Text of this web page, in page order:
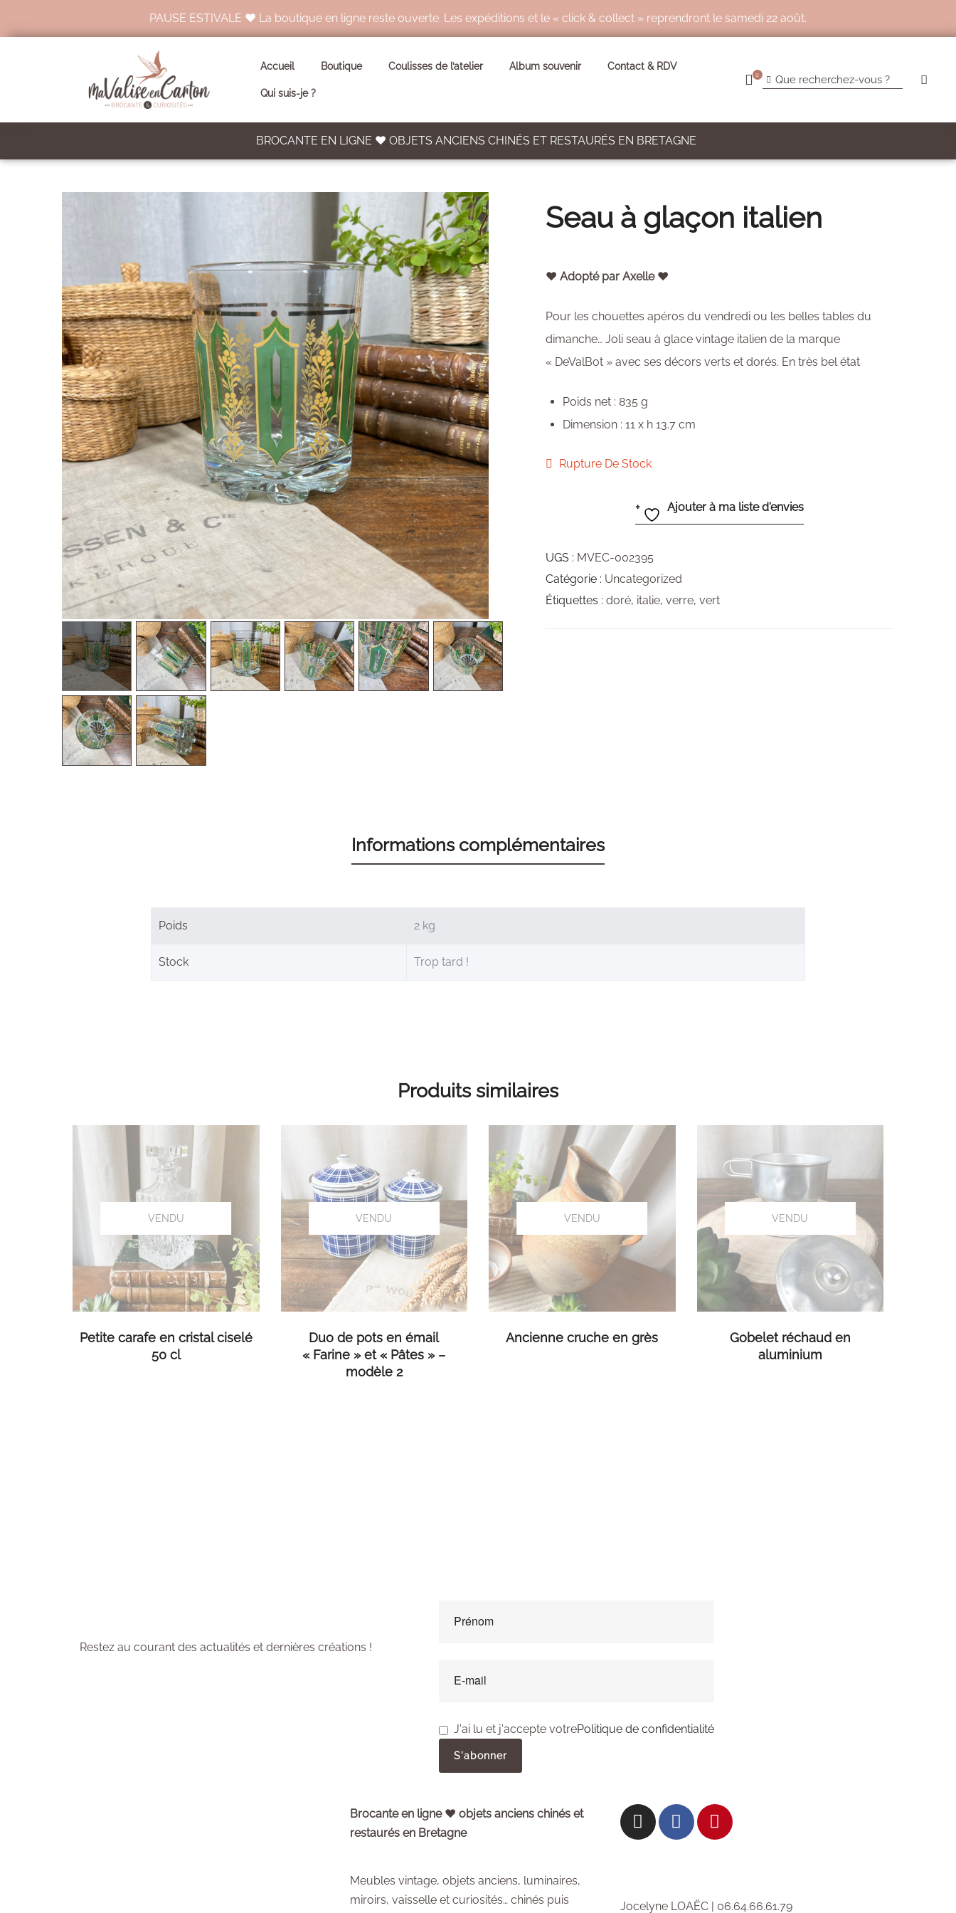
PAUSE ESTIVALE ♥ La boutique en ligne reste ouverte. Les expéditions et le « click & collect » reprendront le samedi 22 août.
Accueil Boutique Coulisses de l’atelier Album souvenir Contact & RDV
Qui suis-je ?
0
BROCANTE EN LIGNE ♥ OBJETS ANCIENS CHINÉS ET RESTAURÉS EN BRETAGNE
🔍 Seau à glaçon italien
♥ Adopté par Axelle ♥
Pour les chouettes apéros du vendredi ou les belles tables du
dimanche… Joli seau à glace vintage italien de la marque
« DeValBot » avec ses décors verts et dorés. En très bel état
Poids net : 835 g
Dimension : 11 x h 13.7 cm
Rupture De Stock
Ajouter à ma liste d'envies
UGS : MVEC-002395
Catégorie : Uncategorized
Étiquettes : doré, italie, verre, vert
Informations complémentaires
Poids 2 kg
Stock Trop tard !
Produits similaires
LIRE LA SUITE
Petite carafe en cristal ciselé
50 cl
LIRE LA SUITE
Duo de pots en émail
« Farine » et « Pâtes » –
modèle 2
LIRE LA SUITE
Ancienne cruche en grès LIRE LA SUITE
Gobelet réchaud en
aluminium
Restez au courant des actualités et dernières créations !
J'ai lu et j'accepte votrePolitique de confidentialité
Brocante en ligne ♥ objets anciens chinés et
restaurés en Bretagne
Meubles vintage, objets anciens, luminaires,
miroirs, vaisselle et curiosités… chinés puis
Jocelyne LOAËC | 06.64.66.61.79